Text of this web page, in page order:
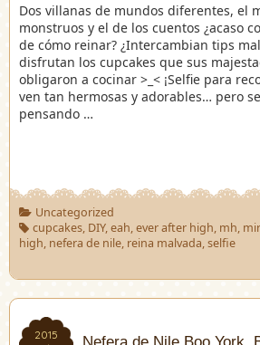
Dos villanas de mundos diferentes, el
monstruos y el de los cuentos ¿acaso
de cómo reinar? ¿Intercambian tips
disfrutan los cupcakes que sus
obligaron a cocinar >_< ¡Selfie para
ven tan hermosas y adorables… pero
pensando …
Uncategorized
cupcakes, DIY,eah,ever after high, mh,
high, nefera de nile, reina malvada,selfie
2015
2015